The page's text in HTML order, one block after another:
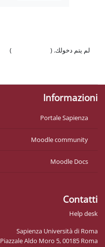
لم يتم دخولك. (
)
Informazioni
Portale Sapienza
Moodle community
Moodle Docs
Contatti
Help desk
Sapienza Università di Roma
Piazzale Aldo Moro 5, 00185 Roma